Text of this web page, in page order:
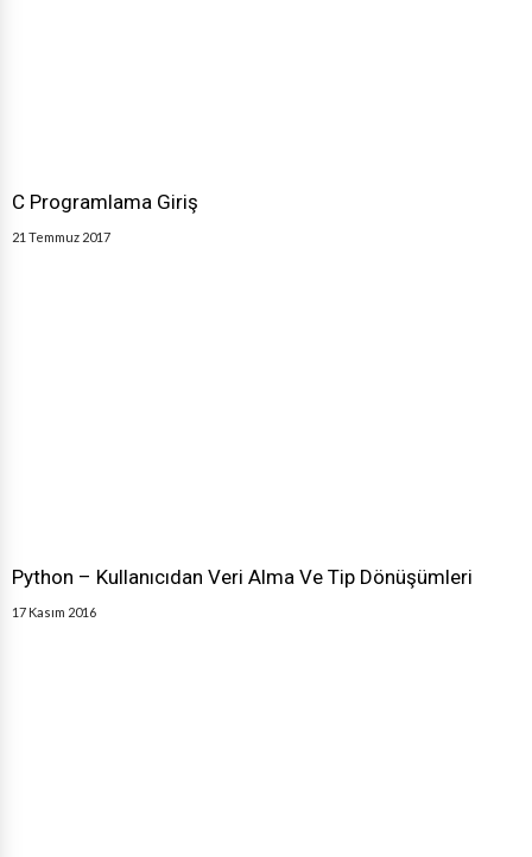
C Programlama Giriş
21 Temmuz 2017
Python – Kullanıcıdan Veri Alma Ve Tip Dönüşümleri
17 Kasım 2016